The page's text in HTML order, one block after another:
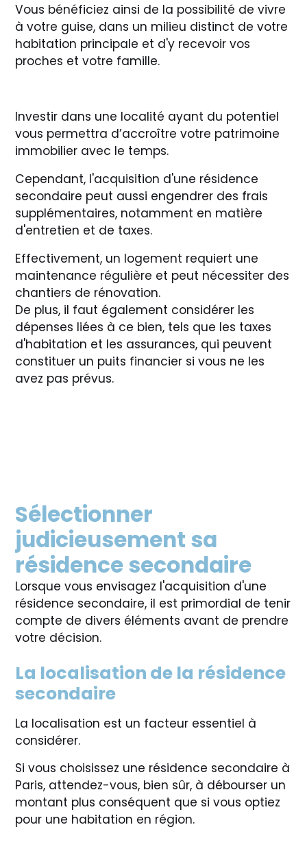
Vous bénéficiez ainsi de la possibilité de vivre
à votre guise, dans un milieu distinct de votre
habitation principale et d'y recevoir vos
proches et votre famille.
Investir dans une localité ayant du potentiel
vous permettra d’accroître votre patrimoine
immobilier avec le temps.
Cependant, l'acquisition d'une résidence
secondaire peut aussi engendrer des frais
supplémentaires, notamment en matière
d'entretien et de taxes.
Effectivement, un logement requiert une
maintenance régulière et peut nécessiter des
chantiers de rénovation.
De plus, il faut également considérer les
dépenses liées à ce bien, tels que les taxes
d'habitation et les assurances, qui peuvent
constituer un puits financier si vous ne les
avez pas prévus.
Sélectionner
judicieusement sa
résidence secondaire
Lorsque vous envisagez l'acquisition d'une
résidence secondaire, il est primordial de tenir
compte de divers éléments avant de prendre
votre décision.
La localisation de la résidence
secondaire
La localisation est un facteur essentiel à
considérer.
Si vous choisissez une résidence secondaire à
Paris, attendez-vous, bien sûr, à débourser un
montant plus conséquent que si vous optiez
pour une habitation en région.